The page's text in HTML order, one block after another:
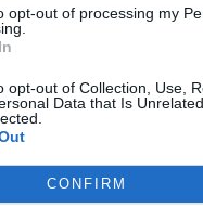
opt-out of processing my
opt-out of Collection, Use,
Data that Is
CONFIRM
НОВИНИ »